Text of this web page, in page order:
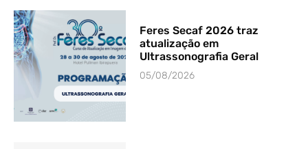
Feres Secaf 2026 traz
atualização em
Ultrassonografia Geral
05/08/2026